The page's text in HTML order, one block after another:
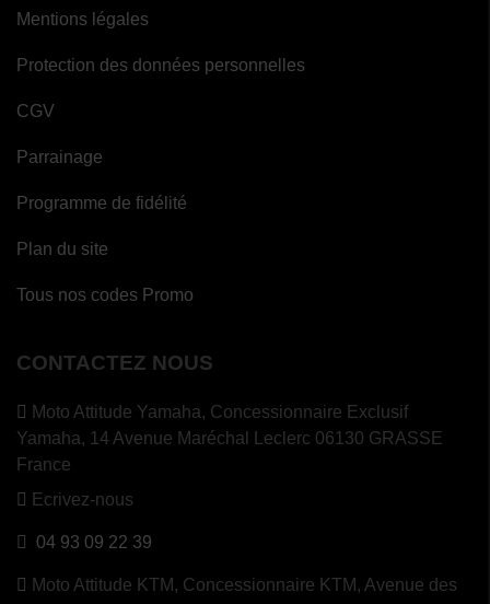
Mentions légales
Protection des données personnelles
CGV
Parrainage
Programme de fidélité
Plan du site
Tous nos codes Promo
CONTACTEZ NOUS
Moto Attitude Yamaha, Concessionnaire Exclusif
Yamaha, 14 Avenue Maréchal Leclerc 06130 GRASSE
France
Ecrivez-nous
04 93 09 22 39
Moto Attitude KTM, Concessionnaire KTM, Avenue des